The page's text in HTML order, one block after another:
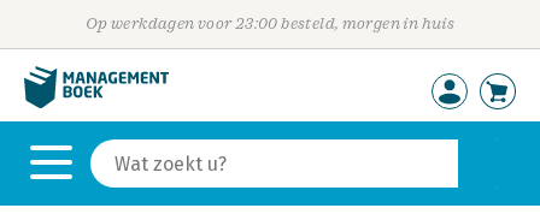
Op werkdagen voor 23:00 besteld, morgen in huis